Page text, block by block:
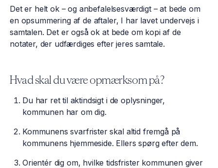
Det er helt ok – og anbefalelsesværdigt – at bede om
en opsummering af de aftaler, I har lavet undervejs i
samtalen. Det er også ok at bede om kopi af de
notater, der udfærdiges efter jeres samtale.
Hvad skal du være opmærksom på?
Du har ret til aktindsigt i de oplysninger,
kommunen har om dig.
Kommunens svarfrister skal altid fremgå på
kommunens hjemmeside. Ellers spørg efter dem.
Orientér dig om, hvilke tidsfrister kommunen giver